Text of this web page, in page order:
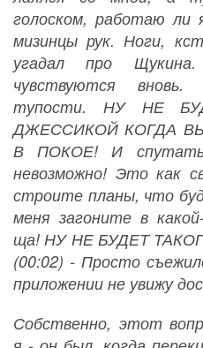
голоском, работаю
мизинцы рук. Ноги,
угадал про
чувствуются
тупости. НУ НЕ
ДЖЕССИКОЙ КОГДА
В ПОКОЕ! И спутать
невозможно! Это как
строите планы, что
меня загоните в
ща! НУ НЕ БУДЕТ
(00:02) - Просто
приложении не увижу
Собственно, этот